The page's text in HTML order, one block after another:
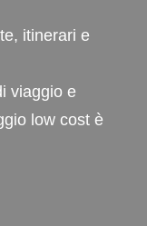
itinerari e
viaggio e
low cost è